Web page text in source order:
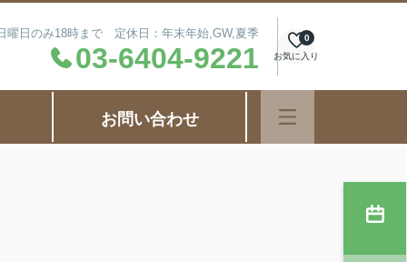
曜日のみ18時まで 定休日：年末年始,GW,夏季
03-6404-9221 お気に入り
0
お問い合わせ